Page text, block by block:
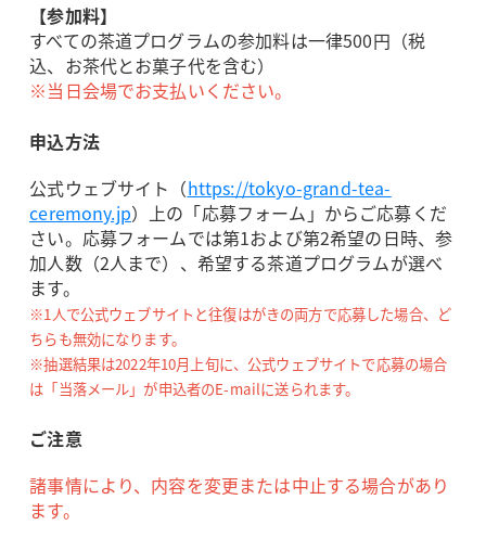
【参加料】
すべての茶道プログラムの参加料は一律500円（税
込、お茶代とお菓子代を含む）
※当日会場でお支払いください。
申込方法
公式ウェブサイト（https://tokyo-grand-tea-
ceremony.jp）上の「応募フォーム」からご応募くだ
さい。応募フォームでは第1および第2希望の日時、参
加人数（2人まで）、希望する茶道プログラムが選べ
ます。
※1人で公式ウェブサイトと往復はがきの両方で応募した場合、ど
ちらも無効になります。
※抽選結果は2022年10月上旬に、公式ウェブサイトで応募の場合
は「当落メール」が申込者のE-mailに送られます。
ご注意
諸事情により、内容を変更または中止する場合があり
ます。